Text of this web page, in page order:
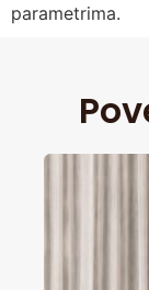
parametrima.